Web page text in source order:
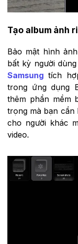
Tạo album ảnh
Bảo mật hình
bất kỳ người
Samsung tích
trong ứng dụng
thêm phần mềm
trọng mà bạn cần
cho người khác
video.